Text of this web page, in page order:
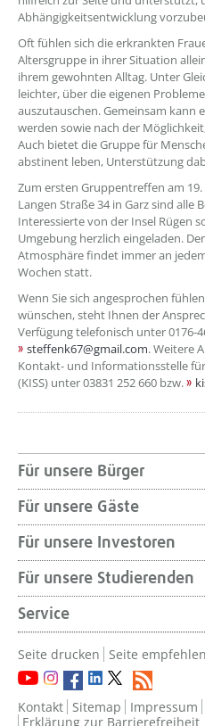
Abhängigkeitsentwicklung
Oft fühlen sich die erkrankten
Altersgruppe in ihrer Situation
ihrem gewohnten Alltag. Unter
leichter, über die eigenen
auszutauschen. Gemeinsam kann
werden sowie nach der
Auch bietet die Gruppe für
abstinent leben, Unterstützung
Zum ersten Gruppentreffen am
Langen Straße 34 in Garz sind alle
Interessierte von der Insel Rügen
Umgebung herzlich eingeladen.
Atmosphäre findet immer an
Wochen statt.
Wenn Sie sich angesprochen
wünschen, steht Ihnen der
Verfügung telefonisch unter 0176-
steffenk67@gmail.com. Weitere
Kontakt- und Informationsstelle
(KISS) unter 03831 252 660 bzw.
Für unsere Bürger
Für unsere Gäste
Für unsere Investoren
Für unsere Studierenden
Service
Seite drucken Seite empfehlen
Kontakt Sitemap Impressum
Erklärung zur Barrierefreiheit